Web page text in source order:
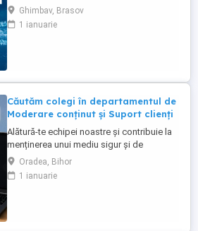
prin aschiere). Căutăm persoane serioase,
dornice să învețe și să muncească, se va
oferi instruire la locul de muncă. Program:
Ghimbav, Brasov
1 ianuarie
Căutăm colegi în departamentul de
Moderare conținut și Suport clienți
Alătură-te echipei noastre și contribuie la
menținerea unui mediu sigur și de
încredere pe platformele noastre de
anunțuri din România, Germania și
Ungaria. În funcție de experiența și
Oradea, Bihor
1 ianuarie